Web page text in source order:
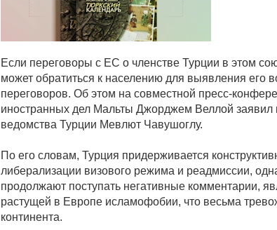
Если переговоры с ЕС о членстве Турции в этом
может обратиться к населению для выявления его
переговоров. Об этом на совместной пресс-
иностранных дел Мальты Джорджем Веллой заявил
ведомства Турции Мевлют Чавушоглу.
По его словам, Турция придерживается
либерализации визового режима и реадмиссии,
продолжают поступать негативные комментарии,
растущей в Европе исламофобии, что весьма
континента.